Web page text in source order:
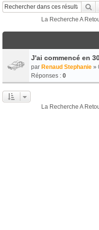
La Recherche A
J'ai commencé en
par Renaud Stephanie »
Réponses : 0
La Recherche A